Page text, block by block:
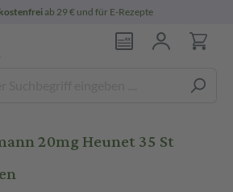
ab 29 € und für E-Rezepte
20mg Heunet 35 St